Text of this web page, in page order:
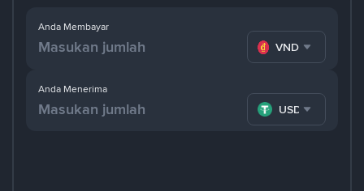
Anda Membayar
VND
Anda Menerima
USDT